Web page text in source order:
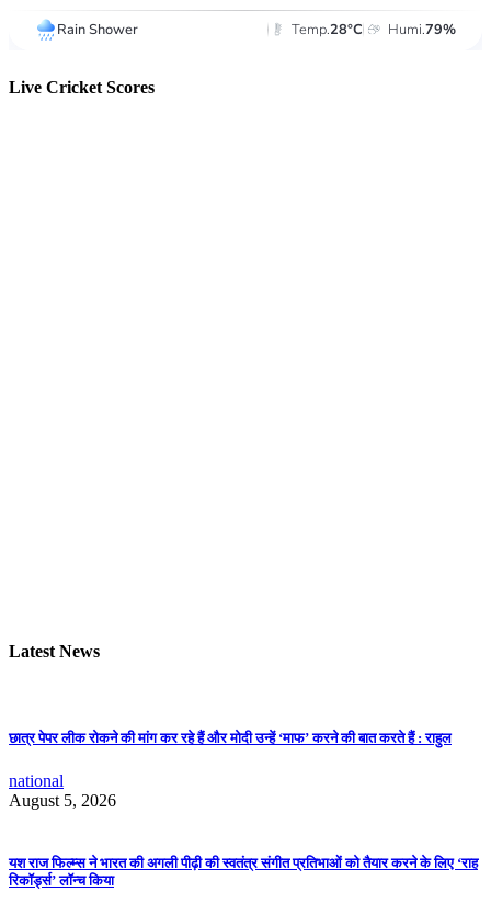
Live Cricket Scores
Latest News
छात्र पेपर लीक रोकने की मांग कर रहे हैं और मोदी उन्हें ‘माफ’ करने की बात करते हैं : राहुल
national
August 5, 2026
यश राज फिल्म्स ने भारत की अगली पीढ़ी की स्वतंत्र संगीत प्रतिभाओं को तैयार करने के लिए ‘राह
रिकॉर्ड्स’ लॉन्च किया